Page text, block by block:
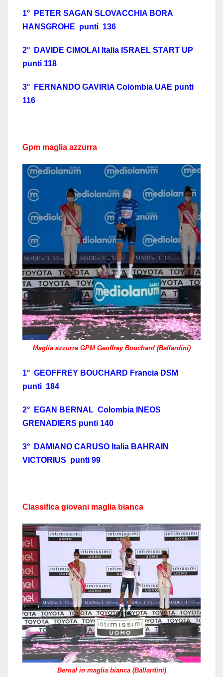
1° PETER SAGAN SLOVACCHIA BORA
HANSGROHE punti 136
2° DAVIDE CIMOLAI Italia ISRAEL START UP
punti 118
3° FERNANDO GAVIRIA Colombia UAE punti
116
Gpm maglia azzurra
Maglia azzurra GPM Geoffrey Bouchard (Ballardini)
1° GEOFFREY BOUCHARD Francia DSM
punti 184
2° EGAN BERNAL Colombia INEOS
GRENADIERS punti 140
3° DAMIANO CARUSO Italia BAHRAIN
VICTORIUS punti 99
Classifica giovani maglia bianca
Bernal in maglia bianca (Ballardini)